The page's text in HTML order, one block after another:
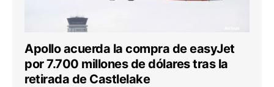
Apollo acuerda la compra de easyJet
por 7.700 millones de dólares tras la
retirada de Castlelake